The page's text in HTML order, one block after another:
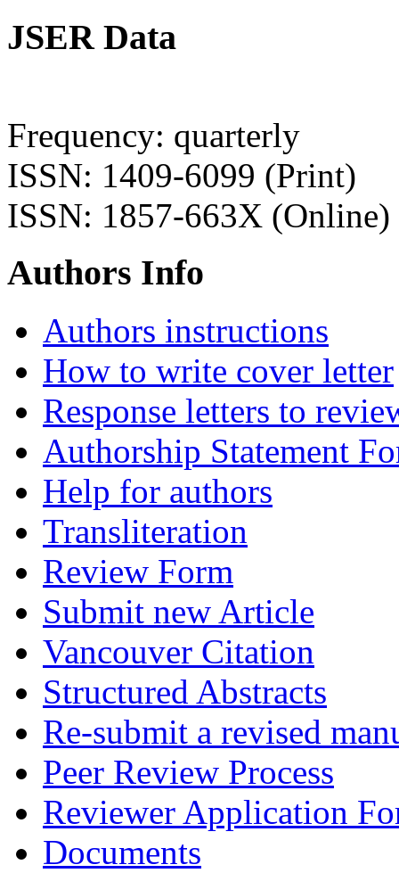
JSER Data
Frequency: quarterly
ISSN: 1409-6099 (Print)
ISSN: 1857-663X (Online)
Authors Info
Authors instructions
How to write cover letter
Response letters to
Authorship Statement
Help for authors
Transliteration
Review Form
Submit new Article
Vancouver Citation
Structured Abstracts
Re-submit a revised
Peer Review Process
Reviewer Application
Documents